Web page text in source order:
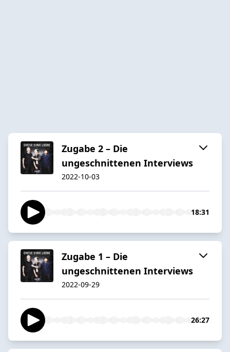
Zugabe 2 – Die
ungeschnittenen Interviews
2022-10-03
18:31
Zugabe 1 – Die
ungeschnittenen Interviews
2022-09-29
26:27